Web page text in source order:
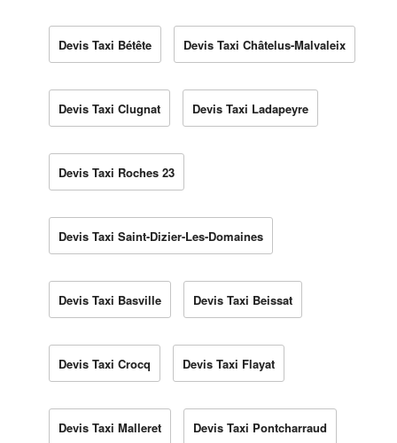
Devis Taxi Bétête Devis Taxi Châtelus-Malvaleix
Devis Taxi Clugnat Devis Taxi Ladapeyre
Devis Taxi Roches 23
Devis Taxi Saint-Dizier-Les-Domaines
Devis Taxi Basville Devis Taxi Beissat
Devis Taxi Crocq Devis Taxi Flayat
Devis Taxi Malleret Devis Taxi Pontcharraud